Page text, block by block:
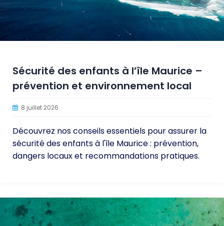
Sécurité des enfants à l’île Maurice –
prévention et environnement local
8 juillet 2026
Découvrez nos conseils essentiels pour assurer la
sécurité des enfants à l'île Maurice : prévention,
dangers locaux et recommandations pratiques.